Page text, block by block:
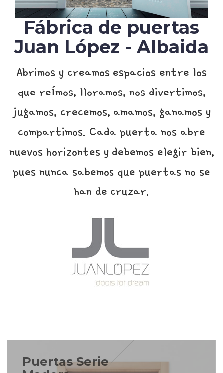
Fábrica de puertas
Juan López - Albaida
Abrimos y creamos espacios entre los
que reímos, lloramos, nos divertimos,
jugamos, crecemos, amamos, ganamos y
compartimos. Cada puerta nos abre
nuevos horizontes y debemos elegir bien,
pues nunca sabemos que puertas no se
han de cruzar.
Puertas Serie